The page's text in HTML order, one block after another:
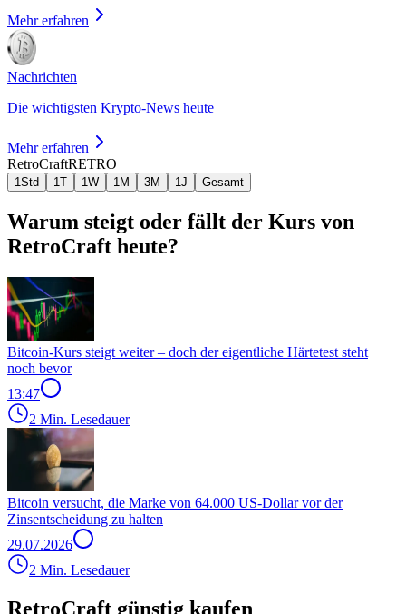
Mehr erfahren
Nachrichten
Die wichtigsten Krypto-News heute
Mehr erfahren
RetroCraftRETRO
1Std 1T 1W 1M 3M 1J Gesamt
Warum steigt oder fällt der Kurs von
RetroCraft heute?
Bitcoin-Kurs steigt weiter – doch der eigentliche Härtetest steht
noch bevor
13:47
2 Min. Lesedauer
Bitcoin versucht, die Marke von 64.000 US-Dollar vor der
Zinsentscheidung zu halten
29.07.2026
2 Min. Lesedauer
RetroCraft günstig kaufen